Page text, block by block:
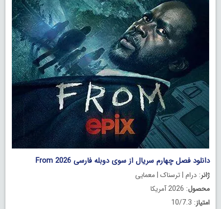
دانلود فصل چهارم سریال از سوی دوبله فارسی From 2026
ژانر: درام | ترسناک | معمایی
محصول: 2026 آمریکا
امتیاز: 10/7.3